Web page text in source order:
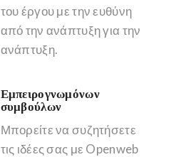
του έργου με την ευθύνη
από την ανάπτυξη για την
ανάπτυξη.
Εμπειρογνωμόνων
συμβούλων
Μπορείτε να συζητήσετε
τις ιδέες σας με Openweb